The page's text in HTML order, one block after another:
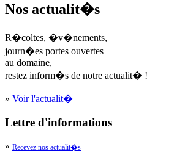
Nos actualit�s
R�coltes, �v�nements,
journ�es portes ouvertes
au domaine,
restez inform�s de notre actualit� !
» Voir l'actualit�
Lettre d'informations
» Recevez nos actualit�s